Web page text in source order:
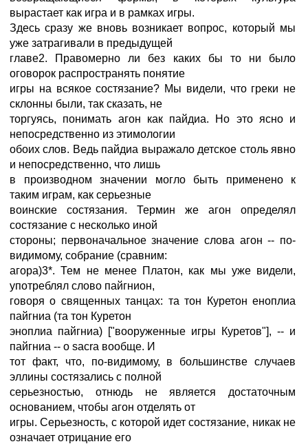
вырастает как игра и в рамках игры.
Здесь сразу же вновь возникает вопрос, который мы
уже затрагивали в предыдущей
главе2. Правомерно ли без каких бы то ни было
оговорок распространять понятие
игры на всякое состязание? Мы видели, что греки не
склонны были, так сказать, не
торгуясь, понимать агон как пайдиа. Но это ясно и
непосредственно из этимологии
обоих слов. Ведь пайдиа выражало детское столь явно
и непосредственно, что лишь
в производном значении могло быть применено к
таким играм, как серьезные
воинские состязания. Термин же агон определял
состязание с несколько иной
стороны; первоначальное значение слова агон -- по-
видимому, собрание (сравним:
агора)3*. Тем не менее Платон, как мы уже видели,
употреблял слово пайгнион,
говоря о священных танцах: та тон Куретон еноплиа
пайгниа (та тон Куретон
эноплиа пайгниа) ["вооруженные игры Куретов"], -- и
пайгниа -- о sacra вообще. И
тот факт, что, по-видимому, в большинстве случаев
эллины состязались с полной
серьезностью, отнюдь не является достаточным
основанием, чтобы агон отделять от
игры. Серьезность, с которой идет состязание, никак не
означает отрицание его